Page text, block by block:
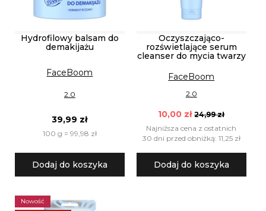
Hydrofilowy balsam do
demakijażu
FaceBoom
2.0
39,99 zł
100 g = 99,98 zł
Dodaj do koszyka
Oczyszczająco-
rozświetlające serum
cleanser do mycia twarzy
FaceBoom
2.0
10,00 zł 24,99 zł
Najniższa cena z ostatnich
30 dni przed obniżką: 11,25 zł
Dodaj do koszyka
Nowość